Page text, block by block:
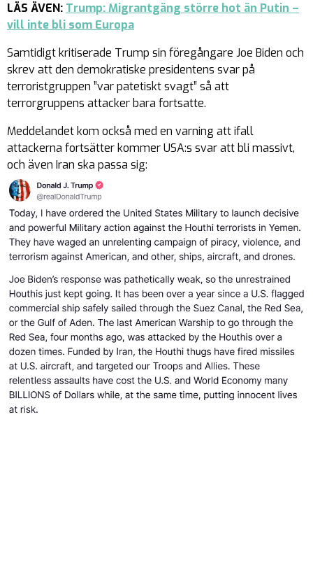
LÄS ÄVEN: Trump: Migrantgäng större hot än Putin –
vill inte bli som Europa
Samtidigt kritiserade Trump sin föregångare Joe Biden och
skrev att den demokratiske presidentens svar på
terroristgruppen ”var patetiskt svagt” så att
terrorgruppens attacker bara fortsatte.
Meddelandet kom också med en varning att ifall
attackerna fortsätter kommer USA:s svar att bli massivt,
och även Iran ska passa sig: